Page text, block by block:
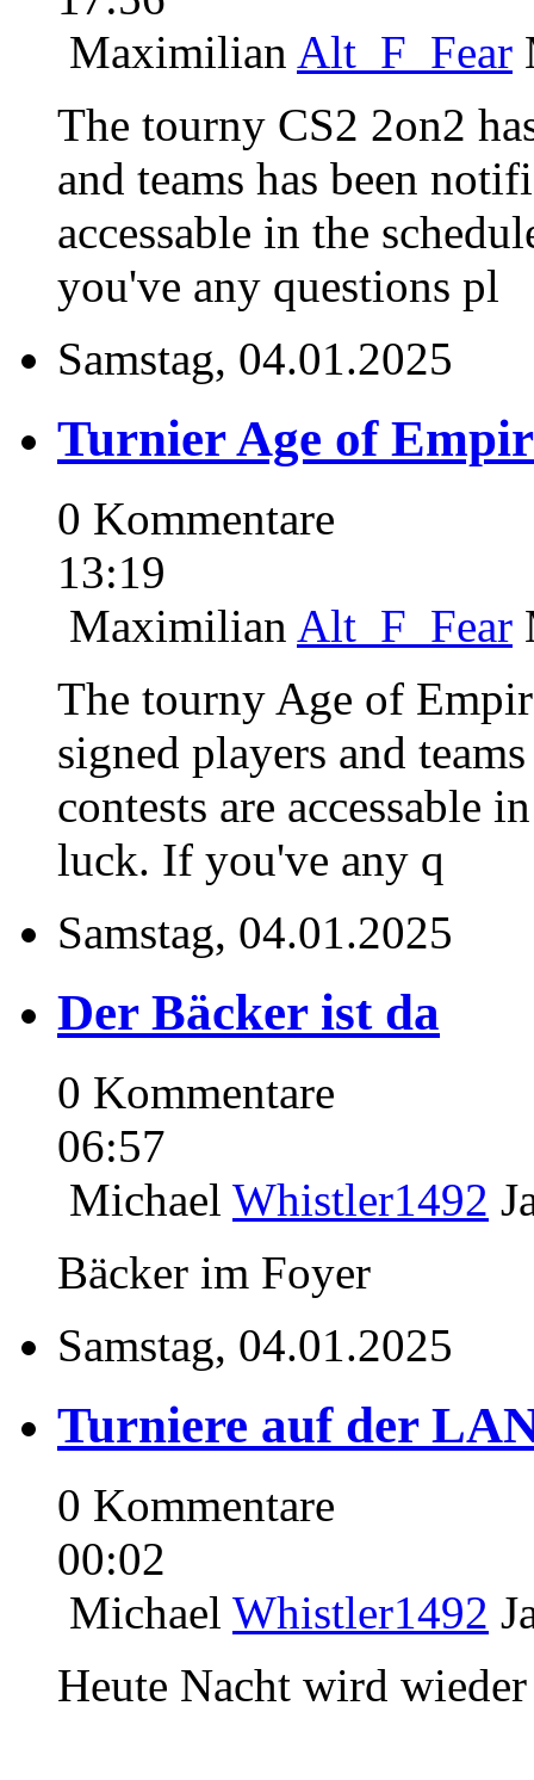
Maximilian Alt_F_Fear
The tourny CS2 2on2
and teams has been
accessable in the
you've any questions pl
Samstag, 04.01.2025
Turnier Age of
0 Kommentare
13:19
Maximilian Alt_F_Fear
The tourny Age of
signed players and
contests are accessable
luck. If you've any q
Samstag, 04.01.2025
Der Bäcker ist da
0 Kommentare
06:57
Michael Whistler1492
Bäcker im Foyer
Samstag, 04.01.2025
Turniere auf der
0 Kommentare
00:02
Michael Whistler1492
Heute Nacht wird